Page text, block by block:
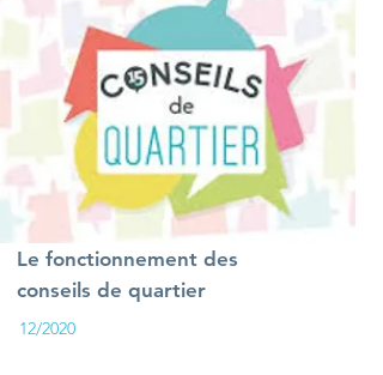
Le fonctionnement des
conseils de quartier
12/2020